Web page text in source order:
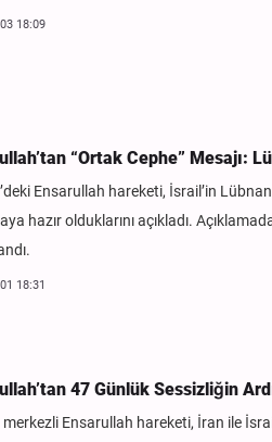
18:09
“Ortak Cephe” Mesajı:
Ensarullah hareketi, İsrail’in
hazır olduklarını açıkladı.
18:31
47 Günlük Sessizliğin
merkezli Ensarullah hareketi, İran ile